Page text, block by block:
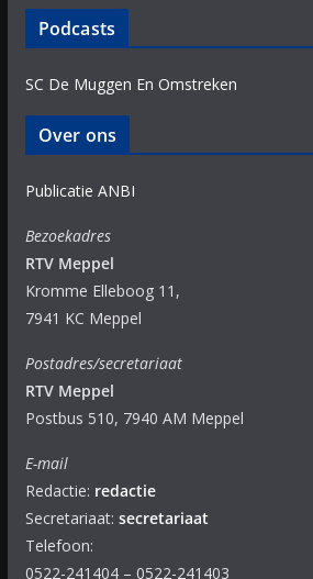
Podcasts
SC De Muggen En Omstreken
Over ons
Publicatie ANBI
Bezoekadres
RTV Meppel
Kromme Elleboog 11,
7941 KC Meppel
Postadres/secretariaat
RTV Meppel
Postbus 510, 7940 AM Meppel
E-mail
Redactie: redactie
Secretariaat: secretariaat
Telefoon:
0522-241404 – 0522-241403